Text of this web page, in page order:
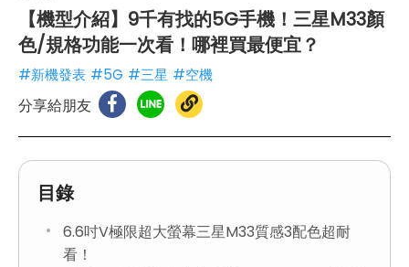
【機型介紹】9千有找的5G手機！三星M33顏
色/規格功能一次看！哪裡買最便宜？
#新機發表 #5G #三星 #空機
分享給朋友
目錄
6.6吋V極限超大螢幕三星M33質感3配色超耐
看！